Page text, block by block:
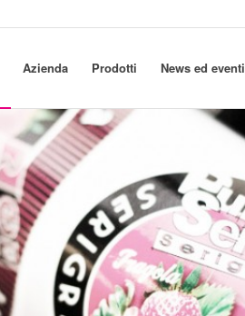
Azienda Prodotti News ed eventi